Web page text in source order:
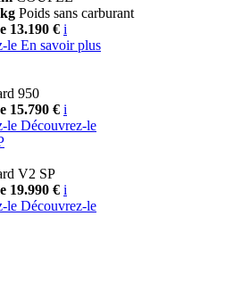
Poids sans carburant
13.190 € i
le En savoir plus
950
15.790 € i
le Découvrez-le
V2 SP
19.990 € i
le Découvrez-le